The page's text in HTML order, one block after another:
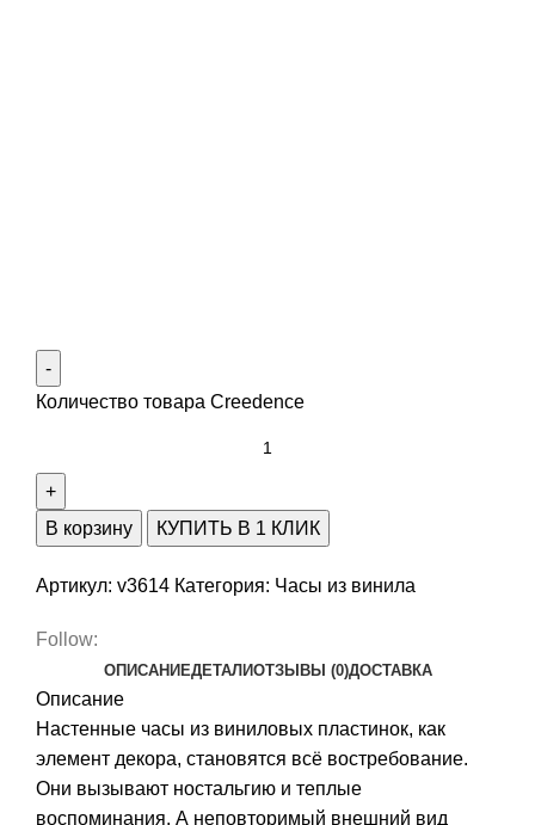
Количество товара Creedence
В корзину КУПИТЬ В 1 КЛИК
Артикул: v3614 Категория: Часы из винила
Follow:
ОПИСАНИЕДЕТАЛИОТЗЫВЫ (0)ДОСТАВКА
Описание
Настенные часы из виниловых пластинок, как
элемент декора, становятся всё востребование.
Они вызывают ностальгию и теплые
воспоминания. А неповторимый внешний вид